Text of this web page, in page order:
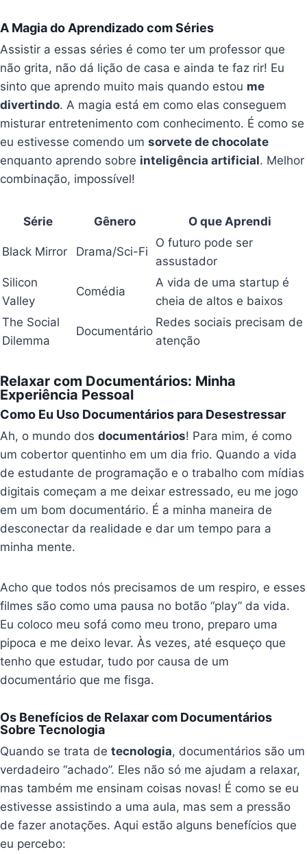
A Magia do Aprendizado com Séries
Assistir a essas séries é como ter um professor que
não grita, não dá lição de casa e ainda te faz rir! Eu
sinto que aprendo muito mais quando estou me
divertindo. A magia está em como elas conseguem
misturar entretenimento com conhecimento. É como se
eu estivesse comendo umsorvete de chocolate
enquanto aprendo sobre inteligência artificial. Melhor
combinação, impossível!
Série Gênero O que Aprendi
Black Mirror Drama/Sci-Fi
O futuro pode ser
assustador
Silicon
Valley
Comédia
A vida de uma startup é
cheia de altos e baixos
The Social
Dilemma
Documentário
Redes sociais precisam de
atenção
Relaxar com Documentários: Minha
Experiência Pessoal
Como Eu Uso Documentários para Desestressar
Ah, o mundo dosdocumentários! Para mim, é como
um cobertor quentinho em um dia frio. Quando a vida
de estudante de programação e o trabalho com mídias
digitais começam a me deixar estressado, eu me jogo
em um bom documentário. É a minha maneira de
desconectar da realidade e dar um tempo para a
minha mente.
Acho que todos nós precisamos de um respiro, e esses
filmes são como uma pausa no botão “play” da vida.
Eu coloco meu sofá como meu trono, preparo uma
pipoca e me deixo levar. Às vezes, até esqueço que
tenho que estudar, tudo por causa de um
documentário que me fisga.
Os Benefícios de Relaxar com Documentários
Sobre Tecnologia
Quando se trata detecnologia, documentários são um
verdadeiro “achado”. Eles não só me ajudam a relaxar,
mas também me ensinam coisas novas! É como se eu
estivesse assistindo a uma aula, mas sem a pressão
de fazer anotações. Aqui estão alguns benefícios que
eu percebo: